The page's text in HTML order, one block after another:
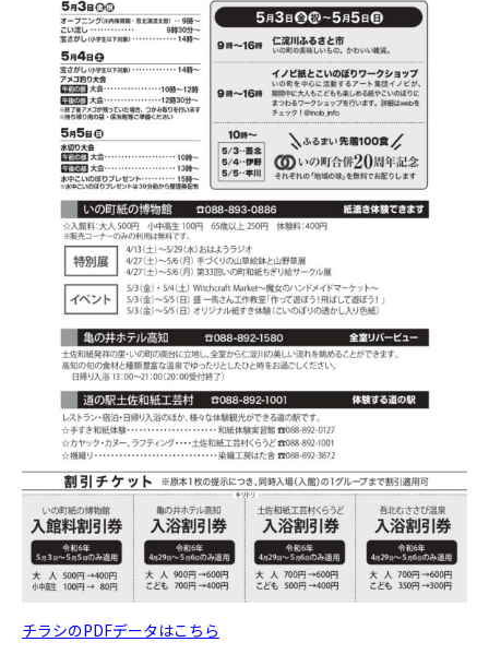
チラシのPDFデータはこちら